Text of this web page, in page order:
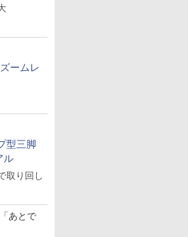
ームレ
型三脚
ル
取り回し
あとで